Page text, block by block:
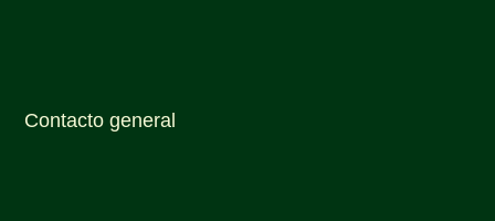
Contacto general